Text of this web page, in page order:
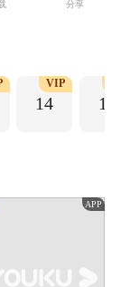
成凤凰小队，共
分享
14
VIP
15
APP